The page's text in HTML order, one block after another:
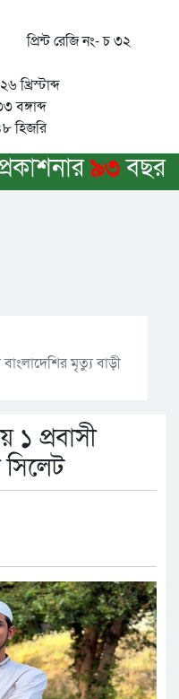
প্রিন্ট রেজি নং- চ ৩২
খ্রিস্টাব্দ
বঙ্গাব্দ
হিজরি
৯৩বছর
মৃত্যু বাড়ী
১ প্রবাসী
সিলেট